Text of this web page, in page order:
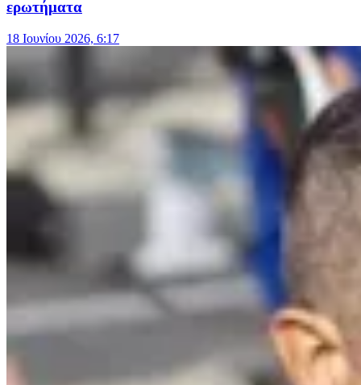
ερωτήματα
18 Ιουνίου 2026, 6:17